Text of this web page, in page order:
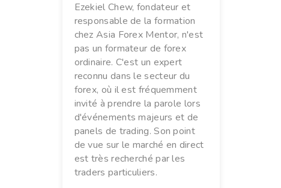
Ezekiel Chew, fondateur et
responsable de la formation
chez Asia Forex Mentor, n'est
pas un formateur de forex
ordinaire. C'est un expert
reconnu dans le secteur du
forex, où il est fréquemment
invité à prendre la parole lors
d'événements majeurs et de
panels de trading. Son point
de vue sur le marché en direct
est très recherché par les
traders particuliers.